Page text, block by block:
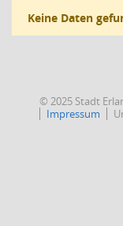
Keine Daten
© 2025 Stadt
Impressum